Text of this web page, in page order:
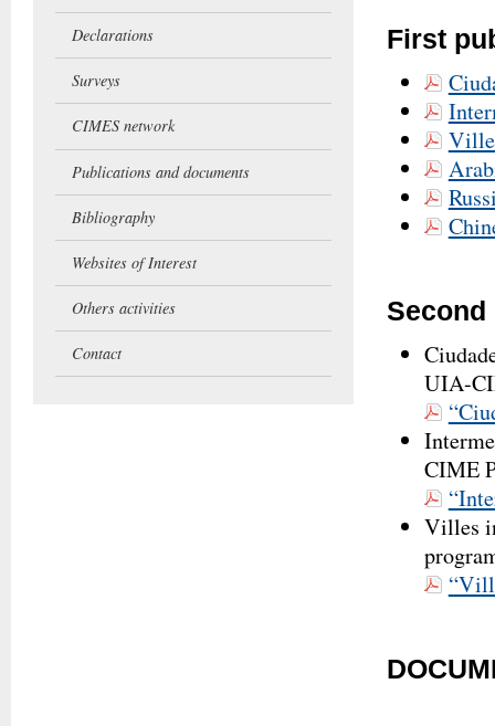
First
UIA-
CIME
Villes
Declarations
Surveys
CIMES network
Publications and documents
Bibliography
Websites of Interest
Others activities
Contact